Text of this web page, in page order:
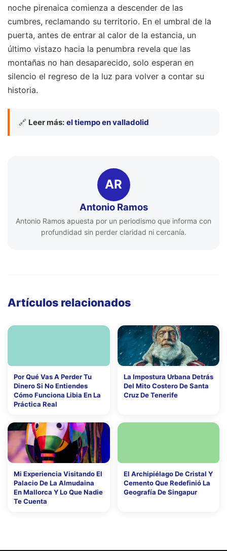
noche pirenaica comienza a descender de las
cumbres, reclamando su territorio. En el umbral de la
puerta, antes de entrar al calor de la estancia, un
último vistazo hacia la penumbra revela que las
montañas no han desaparecido, solo esperan en
silencio el regreso de la luz para volver a contar su
historia.
🔗 Leer más: el tiempo en valladolid
AR
Antonio Ramos
Antonio Ramos apuesta por un periodismo que informa con
profundidad sin perder claridad ni cercanía.
Artículos relacionados
Por Qué Vas A Perder Tu
Dinero Si No Entiendes
Cómo Funciona Libia En La
Práctica Real
La Impostura Urbana Detrás
Del Mito Costero De Santa
Cruz De Tenerife
Mi Experiencia Visitando El
Palacio De La Almudaina
En Mallorca Y Lo Que Nadie
Te Cuenta
El Archipiélago De Cristal Y
Cemento Que Redefinió La
Geografía De Singapur